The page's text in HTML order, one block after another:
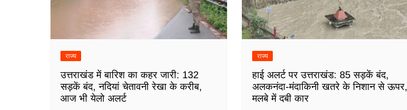
राज्य
उत्तराखंड में बारिश का कहर जारी: 132
सड़कें बंद, नदियां चेतावनी रेखा के करीब,
आज भी येलो अलर्ट
राज्य
हाई अलर्ट पर उत्तराखंड: 85 सड़कें बंद,
अलकनंदा-मंदाकिनी खतरे के निशान से ऊपर,
मलबे में दबी कार